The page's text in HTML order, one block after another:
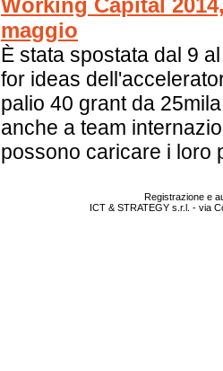
Working Capital
maggio
È stata spostata dal 9
for ideas
palio 40 grant da
anche a team
possono caricare i loro
Registrazione e
ICT & STRATEGY s.r.l. - via